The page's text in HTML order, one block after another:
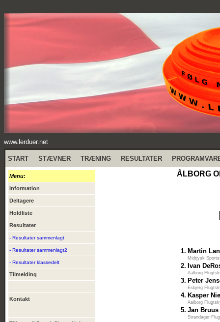
www.lerduer.net
START STÆVNER TRÆNING RESULTATER
Menu:
Information
Deltagere
Holdliste
Resultater
- Resultater sammenlagt
- Resultater sammenlagt2
- Resultater klassedelt
Tilmelding
Kontakt
ÅLBORG
1. Martin
Midtjysk
2. Ivan
Aalborg
3. Peter
Esbjerg
4. Kasper
Aalborg
5. Jan
Strandager